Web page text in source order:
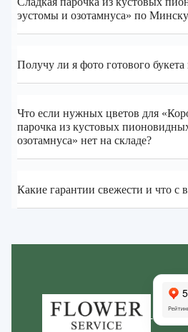
эустомы и озотамнуса» по
Получу ли я фото готового букета
Что если нужных цветов для
парочка из кустовых
озотамнуса» нет на складе?
Какие гарантии свежести и что с